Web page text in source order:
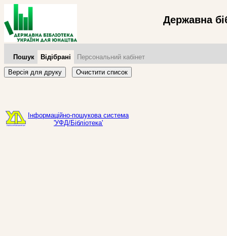
Державна
Пошук Відібрані
Персональний кабінет
Версія для друку
Очистити список
Інформаційно-пошукова система
'УФД/Бібліотека'